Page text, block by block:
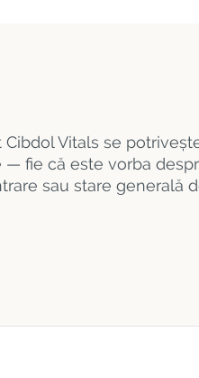
Vitals se
fie că este vorba
sau stare generală